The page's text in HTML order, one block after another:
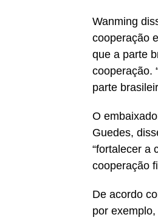
Wanming
cooperação
que a parte
cooperação.
parte
O
Guedes,
“fortalecer a
cooperação
De acordo
por